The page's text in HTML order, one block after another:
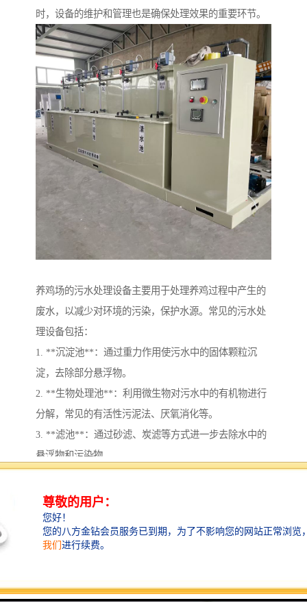
时，设备的维护和管理也是确保处理效果的重要环节。
养鸡场的污水处理设备主要用于处理养鸡过程中产生的
废水，以减少对环境的污染，保护水源。常见的污水处
理设备包括：
1. **沉淀池**：通过重力作用使污水中的固体颗粒沉
淀，去除部分悬浮物。
2. **生物处理池**：利用微生物对污水中的有机物进行
分解，常见的有活性污泥法、厌氧消化等。
3. **滤池**：通过砂滤、炭滤等方式进一步去除水中的
悬浮物和污染物。
等，去除水中溶解的污染物。
5. **膜过滤设备**：如超滤、纳滤和反渗透等，用于进
一步净化水质。
7. **污水回收利用系统**：将处理后的水进行回收利